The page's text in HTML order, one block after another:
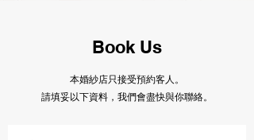
Book Us
​本婚紗店只接受預約客人。
請填妥以下資料，我們會盡快與你聯絡。